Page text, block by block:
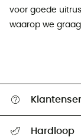
voor goede
waarop we graag
Hardloop